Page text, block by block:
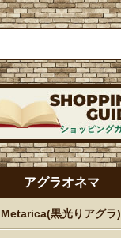
アグラオネマ
Metarica(黒光りアグラ)